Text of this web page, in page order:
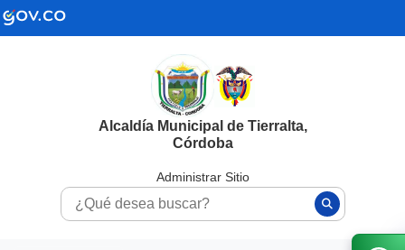
Alcaldía Municipal de Tierralta,
Córdoba
Administrar Sitio